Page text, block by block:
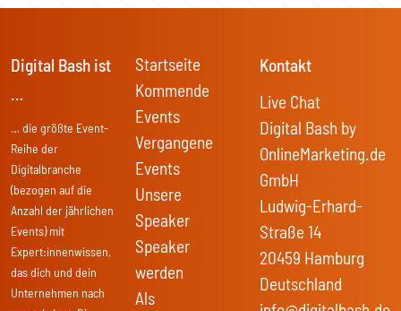
Digital Bash ist
…
… die größte Event-
Reihe der
Digitalbranche
(bezogen auf die
Anzahl der jährlichen
Events) mit
Expert:innenwissen,
das dich und dein
Unternehmen nach
Startseite
Kommende
Events
Vergangene
Events
Unsere
Speaker
Speaker
werden
Als
Kontakt
Live Chat
Digital Bash by
OnlineMarketing.de
GmbH
Ludwig-Erhard-
Straße 14
20459 Hamburg
Deutschland